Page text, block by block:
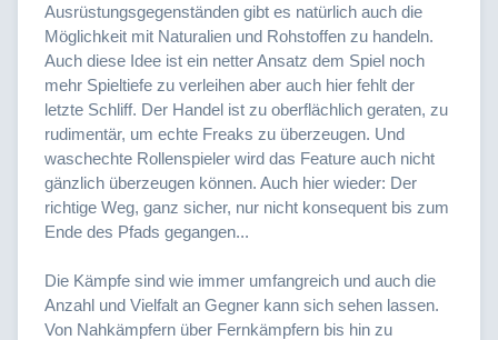
Ausrüstungsgegenständen gibt es natürlich auch die
Möglichkeit mit Naturalien und Rohstoffen zu handeln.
Auch diese Idee ist ein netter Ansatz dem Spiel noch
mehr Spieltiefe zu verleihen aber auch hier fehlt der
letzte Schliff. Der Handel ist zu oberflächlich geraten, zu
rudimentär, um echte Freaks zu überzeugen. Und
waschechte Rollenspieler wird das Feature auch nicht
gänzlich überzeugen können. Auch hier wieder: Der
richtige Weg, ganz sicher, nur nicht konsequent bis zum
Ende des Pfads gegangen...
Die Kämpfe sind wie immer umfangreich und auch die
Anzahl und Vielfalt an Gegner kann sich sehen lassen.
Von Nahkämpfern über Fernkämpfern bis hin zu